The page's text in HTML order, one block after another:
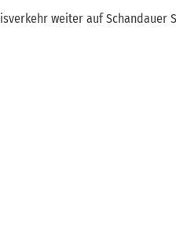
weiter auf